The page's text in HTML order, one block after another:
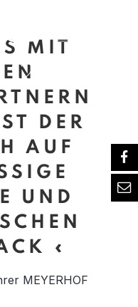
MIT
DER
AUF
UND
«
MEYERHOF